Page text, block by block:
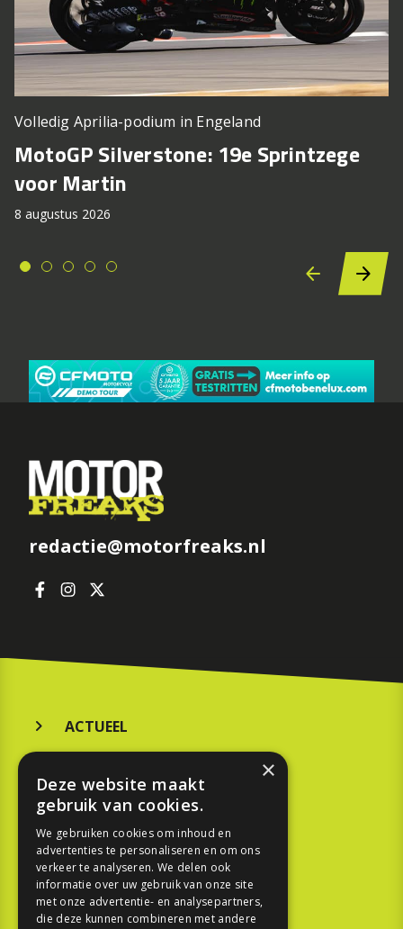
Volledig Aprilia-podium in Engeland
MotoGP Silverstone: 19e Sprintzege
voor Martin
8 augustus 2026
redactie@motorfreaks.nl
ACTUEEL
KOOPGIDS
TESTEN
SPORT
REPORTAGE
×
Deze website maakt
gebruik van cookies.
We gebruiken cookies om inhoud en
advertenties te personaliseren en om ons
verkeer te analyseren. We delen ook
informatie over uw gebruik van onze site
met onze advertentie- en analysepartners,
die deze kunnen combineren met andere